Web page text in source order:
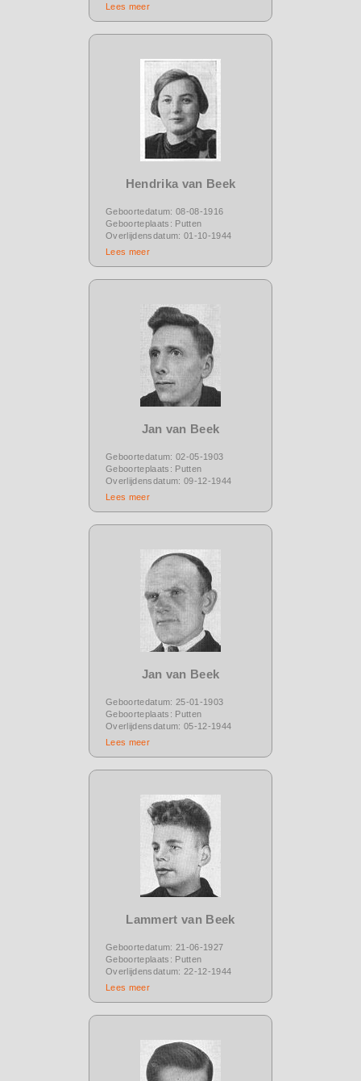
Lees meer
Hendrika van Beek
Geboortedatum: 08-08-1916
Geboorteplaats: Putten
Overlijdensdatum: 01-10-1944
Lees meer
Jan van Beek
Geboortedatum: 02-05-1903
Geboorteplaats: Putten
Overlijdensdatum: 09-12-1944
Lees meer
Jan van Beek
Geboortedatum: 25-01-1903
Geboorteplaats: Putten
Overlijdensdatum: 05-12-1944
Lees meer
Lammert van Beek
Geboortedatum: 21-06-1927
Geboorteplaats: Putten
Overlijdensdatum: 22-12-1944
Lees meer